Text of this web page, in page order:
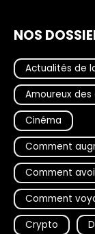
NOS
Actualités de
Amoureux des
Cinéma
Comment
Comment
Comment
Crypto